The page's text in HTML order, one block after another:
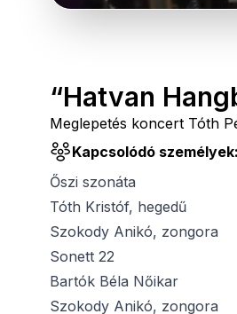
“Hatvan
Meglepetés koncert Tóth
Kapcsolódó személyek:
Őszi szonáta
Tóth Kristóf, hegedű
Szokody Anikó, zongora
Sonett 22
Bartók Béla Nőikar
Szokody Anikó, zongora